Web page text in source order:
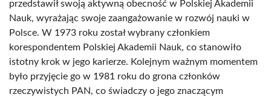
przedstawił swoją aktywną obecność w Polskiej Akademii
Nauk, wyrażając swoje zaangażowanie w rozwój nauki w
Polsce. W 1973 roku został wybrany członkiem
korespondentem Polskiej Akademii Nauk, co stanowiło
istotny krok w jego karierze. Kolejnym ważnym momentem
było przyjęcie go w 1981 roku do grona członków
rzeczywistych PAN, co świadczy o jego znaczącym